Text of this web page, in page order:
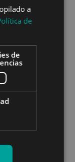
más
al
es parar
rápido.
a
de
de